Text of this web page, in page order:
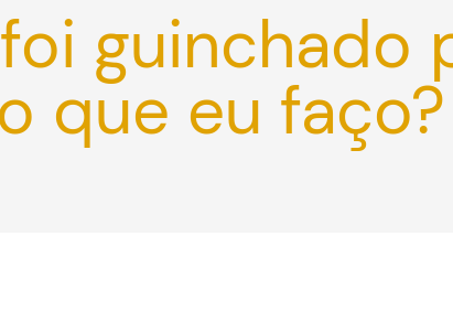
guinchado
que eu faço?